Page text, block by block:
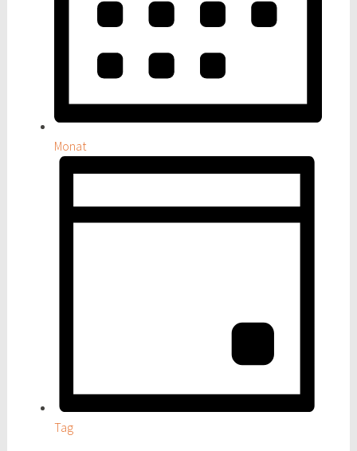
Monat
Tag